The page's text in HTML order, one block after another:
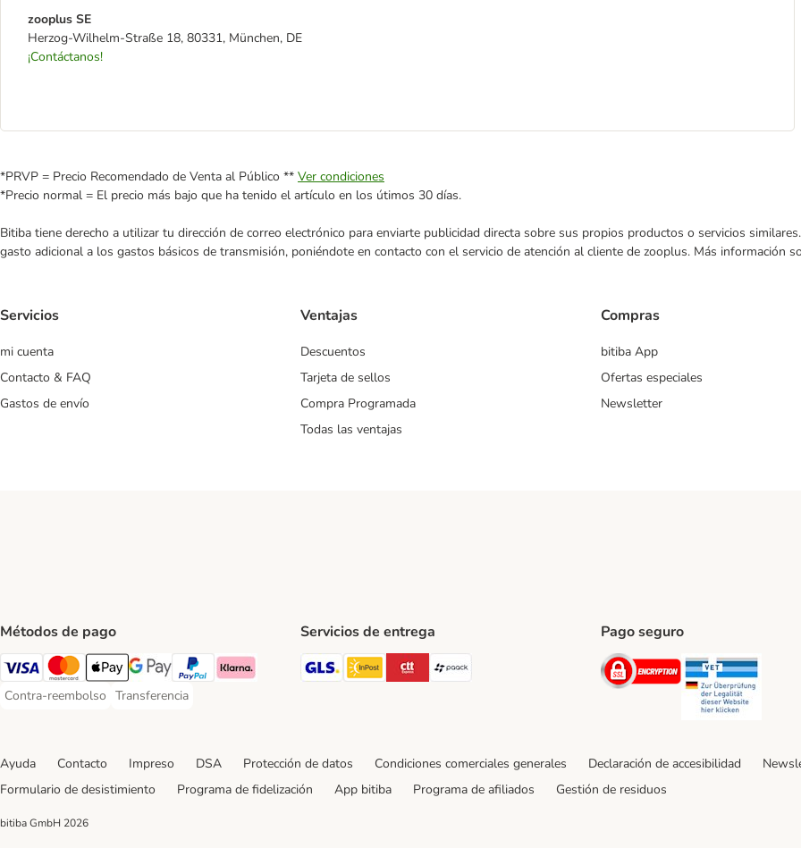
zooplus SE
Herzog-Wilhelm-Straße 18, 80331, München, DE
¡Contáctanos!
*PRVP = Precio Recomendado de Venta al Público ** Ver condiciones
*Precio normal = El precio más bajo que ha tenido el artículo en los útimos 30 días.
Bitiba tiene derecho a utilizar tu dirección de correo electrónico para enviarte publicidad directa sobre sus propios productos o servicios
gasto adicional a los gastos básicos de transmisión, poniéndote en contacto con el servicio de atención al cliente de zooplus. Más información
Servicios
mi cuenta
Contacto & FAQ
Gastos de envío
Ventajas
Descuentos
Tarjeta de sellos
Compra Programada
Todas las ventajas
Compras
bitiba App
Ofertas especiales
Newsletter
Métodos de pago
Visa Payment Method
Mastercard Payment Method
Apple Pay Payment Method
Google Pay Payment Method
PayPal Payment Method
Klarna Payment Method
Contra-reembolso
Contra-reembolso Payment Method
Transferencia
Transferencia Payment Method
Servicios de entrega
GLS Shipping Method
InPost Shipping Method
CTTExpress Shipping Method
paack Shipping Method
Pago seguro
Security
Ayuda Contacto Impreso DSA Protección de datos Condiciones comerciales generales Declaración de accesibilidad
Formulario de desistimiento
Programa de fidelización App bitiba Programa de afiliados Gestión de residuos
bitiba GmbH 2026